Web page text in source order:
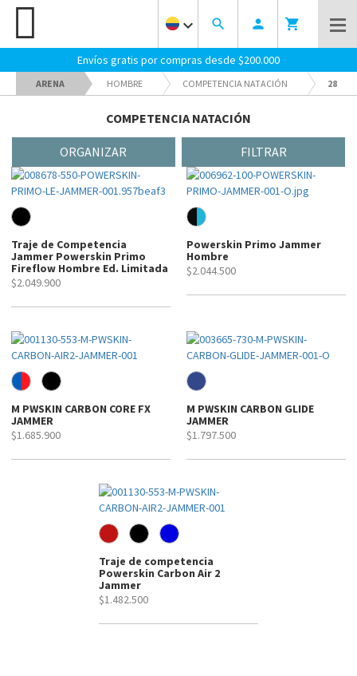
keyboard_arrow_down search person shopping_cart
Envíos gratis por compras desde $200.000
ARENA HOMBRE COMPETENCIA NATACIÓN 28
COMPETENCIA NATACIÓN
FILTRAR
ORGANIZAR
Traje de Competencia
Jammer Powerskin Primo
Fireflow Hombre Ed. Limitada
$2.049.900
Powerskin Primo Jammer
Hombre
$2.044.500
M PWSKIN CARBON CORE FX
JAMMER
$1.685.900
M PWSKIN CARBON GLIDE
JAMMER
$1.797.500
Traje de competencia
Powerskin Carbon Air 2
Jammer
$1.482.500